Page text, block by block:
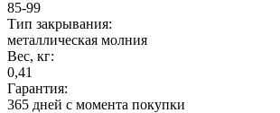
85-99
Тип закрывания:
металлическая молния
Вес, кг:
0,41
Гарантия:
365 дней c момента покупки